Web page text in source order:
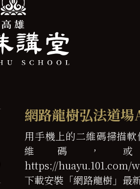
網路龍樹弘法道場
用手機上的二維碼掃描
維碼，
https://huayu.101.com/
下載安裝「網路龍樹」最